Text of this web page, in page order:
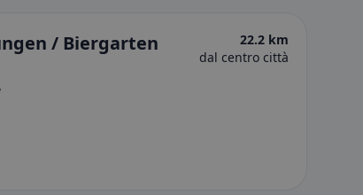
/ Biergarten
22.2 km
dal centro città